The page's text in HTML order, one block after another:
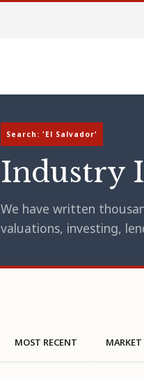
Search: 'El Salvador'
Industry
We have written
valuations, investing,
MOST RECENT